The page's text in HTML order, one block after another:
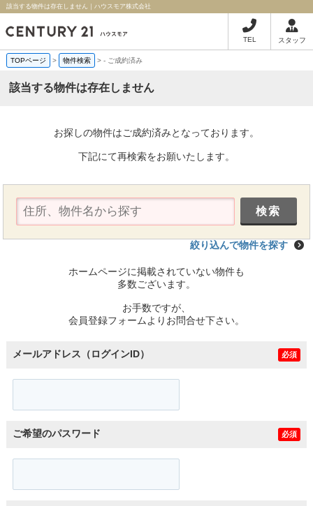
該当する物件は存在しません｜ハウスモア株式会社
TEL スタッフ
TOPページ > 物件検索 >- ご成約済み
該当する物件は存在しません
お探しの物件はご成約済みとなっております。
下記にて再検索をお願いたします。
絞り込んで物件を探す
ホームページに掲載されていない物件も
多数ございます。
お手数ですが、
会員登録フォームよりお問合せ下さい。
メールアドレス（ログインID） 必須
ご希望のパスワード 必須